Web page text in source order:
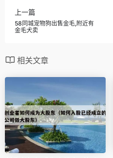
上一篇
58同城宠物狗出售金毛,附近有
金毛犬卖
相关文章